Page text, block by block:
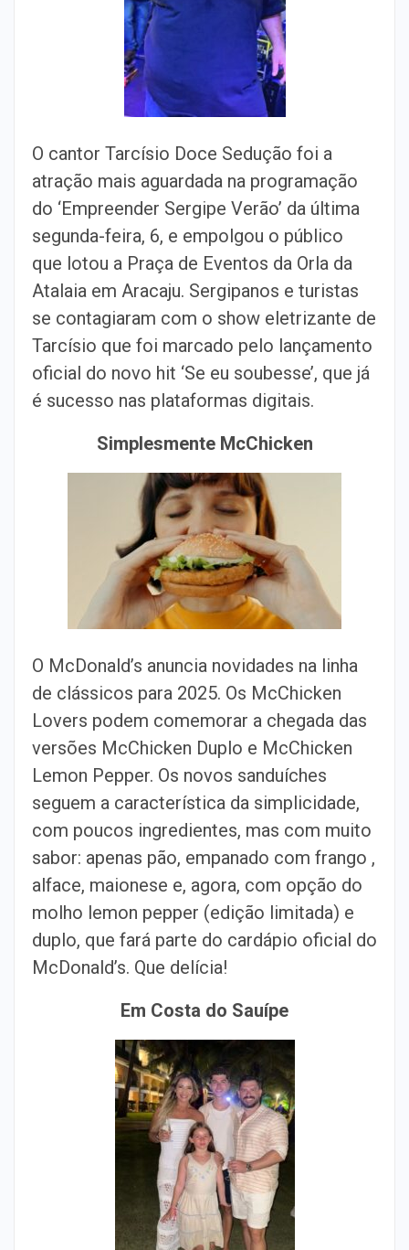
O cantor Tarcísio Doce Sedução foi a
atração mais aguardada na programação
do ‘Empreender Sergipe Verão’ da última
segunda-feira, 6, e empolgou o público
que lotou a Praça de Eventos da Orla da
Atalaia em Aracaju. Sergipanos e turistas
se contagiaram com o show eletrizante de
Tarcísio que foi marcado pelo lançamento
oficial do novo hit ‘Se eu soubesse’, que já
é sucesso nas plataformas digitais.
Simplesmente McChicken
O McDonald’s anuncia novidades na linha
de clássicos para 2025. Os McChicken
Lovers podem comemorar a chegada das
versões McChicken Duplo e McChicken
Lemon Pepper. Os novos sanduíches
seguem a característica da simplicidade,
com poucos ingredientes, mas com muito
sabor: apenas pão, empanado com frango ,
alface, maionese e, agora, com opção do
molho lemon pepper (edição limitada) e
duplo, que fará parte do cardápio oficial do
McDonald’s. Que delícia!
Em Costa do Sauípe